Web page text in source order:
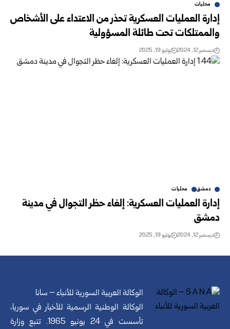
محليات
إدارة العمليات العسكرية تحذر من الاعتداء على الأشخاص
والممتلكات تحت طائلة المسؤولية
ديسمبر 12, 2024 يوليو 19, 2025
دمشق محليات
إدارة العمليات العسكرية: إلغاء حظر التجوال في مدينة
دمشق
ديسمبر 12, 2024 يوليو 19, 2025
الوكالة العربية السورية للأنباء – سانا
الوكالة الوطنية الرسمية للأخبار في سوريا،
تأسست في 24 يونيو 1965. تتبع وزارة